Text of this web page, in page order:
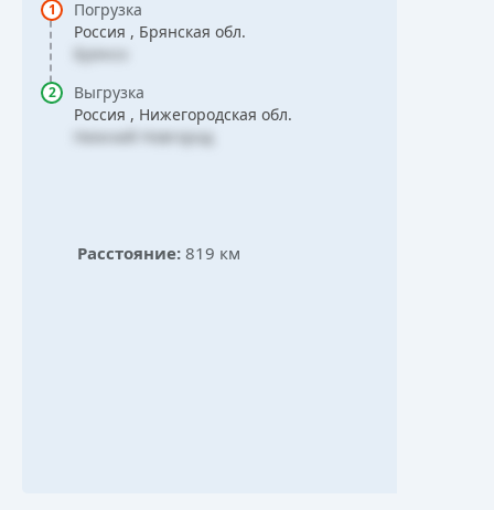
Погрузка
Россия , Брянская обл.
Брянск
Выгрузка
Россия , Нижегородская обл.
Нижний Новгород
Расстояние: 819 км